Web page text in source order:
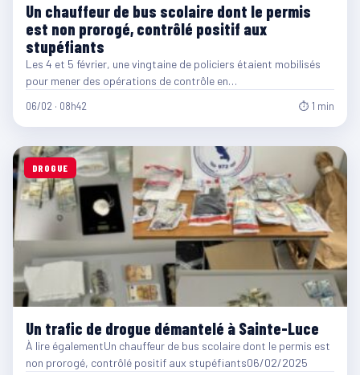
Un chauffeur de bus scolaire dont le permis
est non prorogé, contrôlé positif aux
stupéfiants
Les 4 et 5 février, une vingtaine de policiers étaient mobilisés
pour mener des opérations de contrôle en…
06/02 · 08h42 ⏱ 1 min
DROGUE
Un trafic de drogue démantelé à Sainte-Luce
À lire égalementUn chauffeur de bus scolaire dont le permis est
non prorogé, contrôlé positif aux stupéfiants06/02/2025